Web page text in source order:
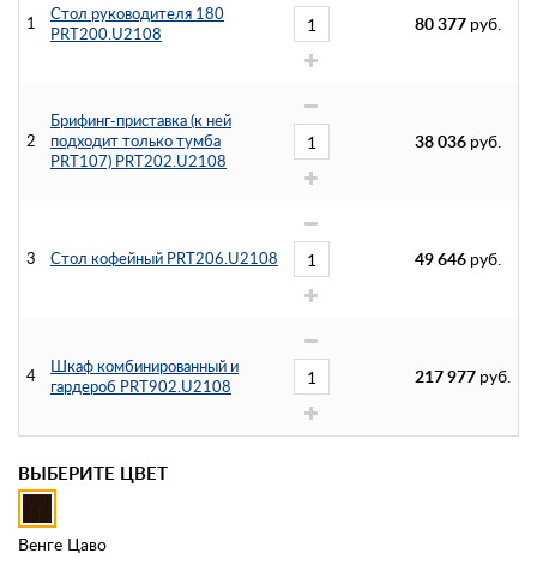
1
Стол руководителя 180
PRT200.U2108
80 377 руб.
2
Брифинг-приставка (к ней
подходит только тумба
PRT107) PRT202.U2108
38 036 руб.
3 Стол кофейный PRT206.U2108 49 646 руб.
4
Шкаф комбинированный и
гардероб PRT902.U2108
217 977 руб.
ВЫБЕРИТЕ ЦВЕТ
Венге Цаво